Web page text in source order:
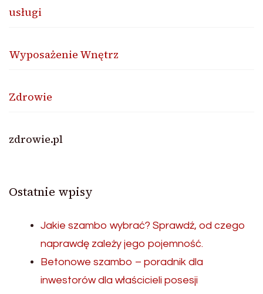
usługi
Wyposażenie Wnętrz
Zdrowie
zdrowie.pl
Ostatnie wpisy
Jakie szambo wybrać? Sprawdź, od czego
naprawdę zależy jego pojemność.
Betonowe szambo – poradnik dla
inwestorów dla właścicieli posesji